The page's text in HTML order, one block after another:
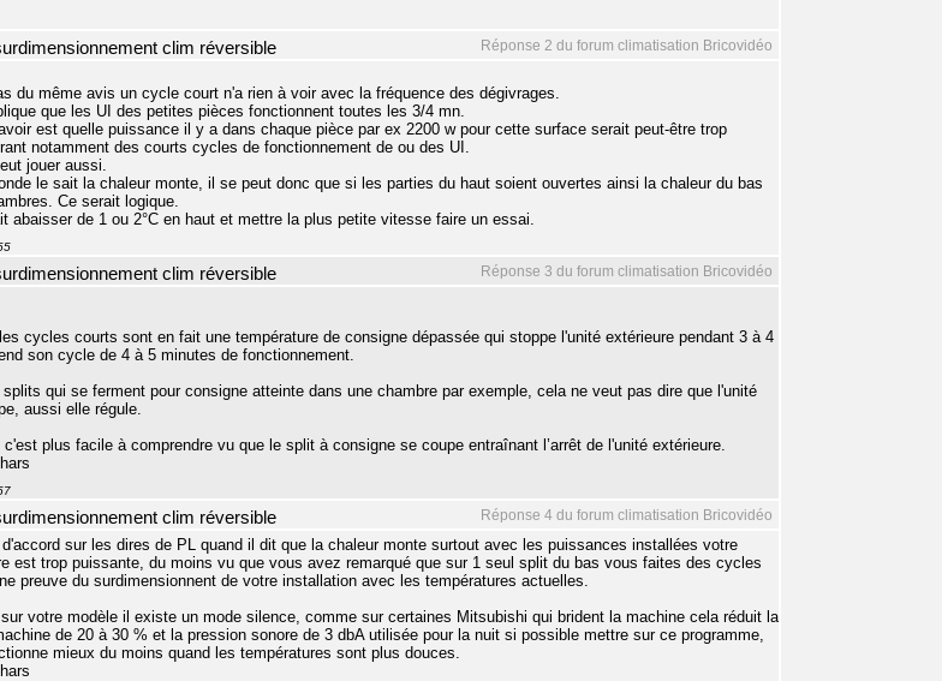
Réponse 2 du forum climatisation Bricovidéo
clim réversible
du même avis un cycle court n'a rien à voir avec la fréquence des dégivrages.
que les UI des petites pièces fonctionnent toutes les 3/4 mn.
est quelle puissance il y a dans chaque pièce par ex 2200 w pour cette surface serait peut-être trop
notamment des courts cycles de fonctionnement de ou des UI.
jouer aussi.
le sait la chaleur monte, il se peut donc que si les parties du haut soient ouvertes ainsi la chaleur du bas
Ce serait logique.
abaisser de 1 ou 2°C en haut et mettre la plus petite vitesse faire un essai.
Réponse 3 du forum climatisation Bricovidéo
clim réversible
cycles courts sont en fait une température de consigne dépassée qui stoppe l'unité extérieure pendant 3 à 4
son cycle de 4 à 5 minutes de fonctionnement.
qui se ferment pour consigne atteinte dans une chambre par exemple, cela ne veut pas dire que l'unité
aussi elle régule.
plus facile à comprendre vu que le split à consigne se coupe entraînant l’arrêt de l'unité extérieure.
Réponse 4 du forum climatisation Bricovidéo
clim réversible
sur les dires de PL quand il dit que la chaleur monte surtout avec les puissances installées votre
est trop puissante, du moins vu que vous avez remarqué que sur 1 seul split du bas vous faites des cycles
preuve du surdimensionnent de votre installation avec les températures actuelles.
votre modèle il existe un mode silence, comme sur certaines Mitsubishi qui brident la machine cela réduit la
de 20 à 30 % et la pression sonore de 3 dbA utilisée pour la nuit si possible mettre sur ce programme,
mieux du moins quand les températures sont plus douces.